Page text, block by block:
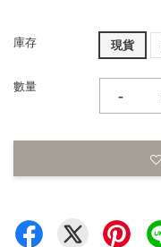
庫存 現貨
數量
-